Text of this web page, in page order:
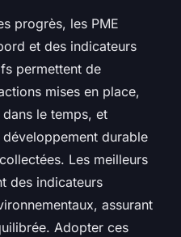
progrès, les PME
et des indicateurs
permettent de
mises en place,
le temps, et
développement durable
Les meilleurs
des indicateurs
assurant
Adopter ces